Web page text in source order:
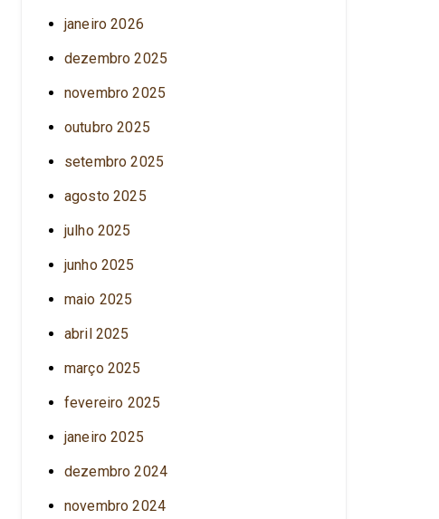
janeiro 2026
dezembro 2025
novembro 2025
outubro 2025
setembro 2025
agosto 2025
julho 2025
junho 2025
maio 2025
abril 2025
março 2025
fevereiro 2025
janeiro 2025
dezembro 2024
novembro 2024